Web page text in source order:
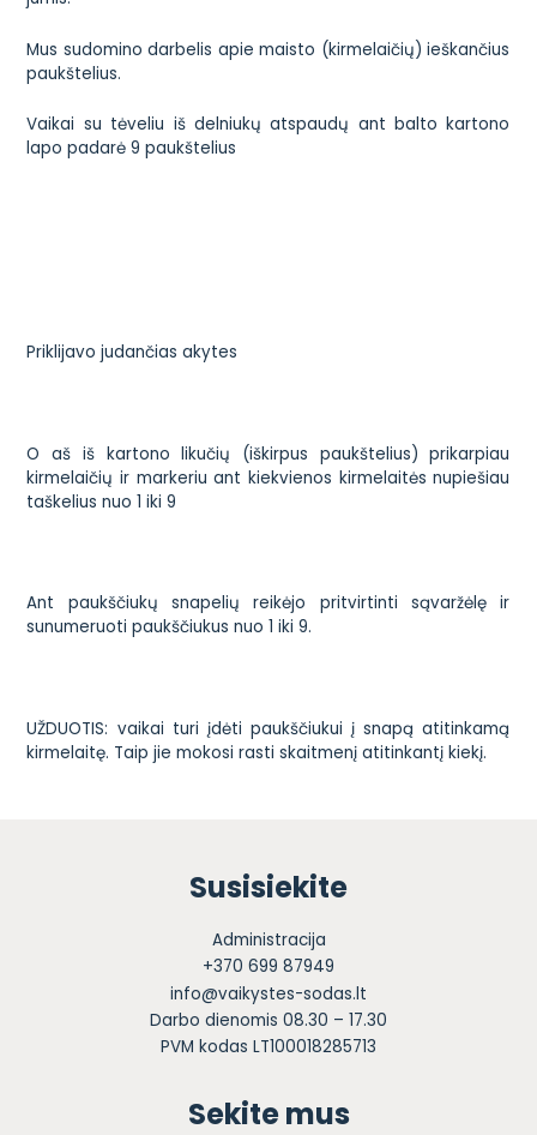
Mus sudomino darbelis apie maisto (kirmelaičių) ieškančius
paukštelius.
Vaikai su tėveliu iš delniukų atspaudų ant balto kartono
lapo padarė 9 paukštelius
Priklijavo judančias akytes
O aš iš kartono likučių (iškirpus paukštelius) prikarpiau
kirmelaičių ir markeriu ant kiekvienos kirmelaitės nupiešiau
taškelius nuo 1 iki 9
Ant paukščiukų snapelių reikėjo pritvirtinti sąvaržėlę ir
sunumeruoti paukščiukus nuo 1 iki 9.
UŽDUOTIS: vaikai turi įdėti paukščiukui į snapą atitinkamą
kirmelaitę. Taip jie mokosi rasti skaitmenį atitinkantį kiekį.
Susisiekite
Administracija
+370 699 87949
info@vaikystes-sodas.lt
Darbo dienomis 08.30 – 17.30
PVM kodas LT100018285713
Sekite mus